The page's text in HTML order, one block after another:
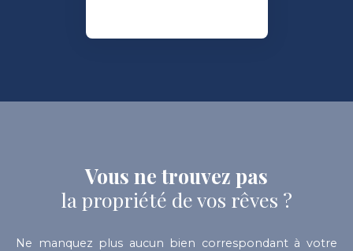
Vous ne trouvez pas
la propriété de vos rêves ?
Ne manquez plus aucun bien correspondant à votre